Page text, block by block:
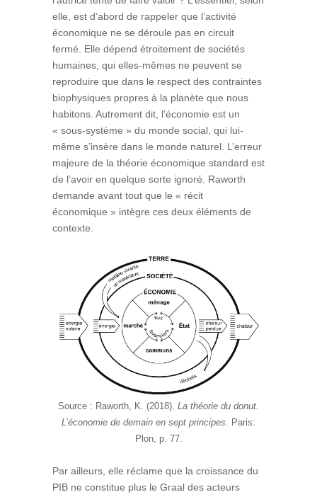
elle, est d’abord de rappeler que l’activité
économique ne se déroule pas en circuit
fermé. Elle dépend étroitement de sociétés
humaines, qui elles-mêmes ne peuvent se
reproduire que dans le respect des contraintes
biophysiques propres à la planète que nous
habitons. Autrement dit, l’économie est un
« sous-système » du monde social, qui lui-
même s’insère dans le monde naturel. L’erreur
majeure de la théorie économique standard est
de l’avoir en quelque sorte ignoré. Raworth
demande avant tout que le « récit
économique » intègre ces deux éléments de
contexte.
Source : Raworth, K. (2018). La théorie du donut.
L’économie de demain en sept principes. Paris:
Plon, p. 77.
Par ailleurs, elle réclame que la croissance du
PIB ne constitue plus le Graal des acteurs